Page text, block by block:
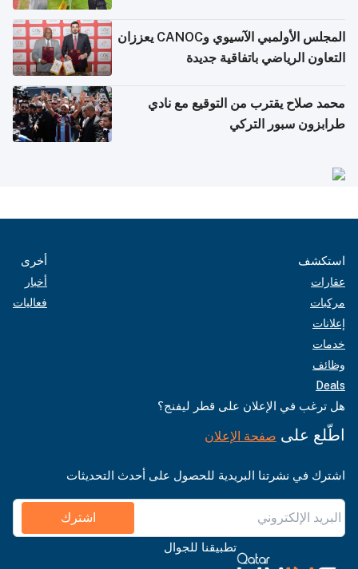
المجلس الأولمبي الآسيوي وCANOC يعززان
التعاون الرياضي باتفاقية جديدة
محمد صلاح يقترب من التوقيع مع نادي
طرابزون سبور التركي
استكشف
عقارات
مركبات
إعلانات
خدمات
وظائف
Deals
أخرى
أخبار
فعاليات
هل ترغب في الإعلان على قطر ليفنج؟
اطّلع على صفحة الإعلان
اشترك في نشرتنا البريدية للحصول على أحدث التحديثات
اشترك
تطبيقنا للجوال